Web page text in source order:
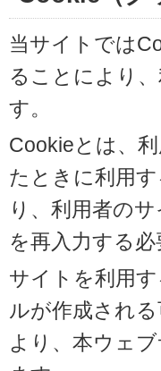
当サイトでは
ることにより
す。
Cookieとは、
たときに利用
り、利用者の
を再入力する必
サイトを利用
ルが作成され
より、本ウェ